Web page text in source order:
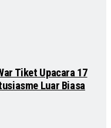
Tiket Upacara 17
Luar Biasa